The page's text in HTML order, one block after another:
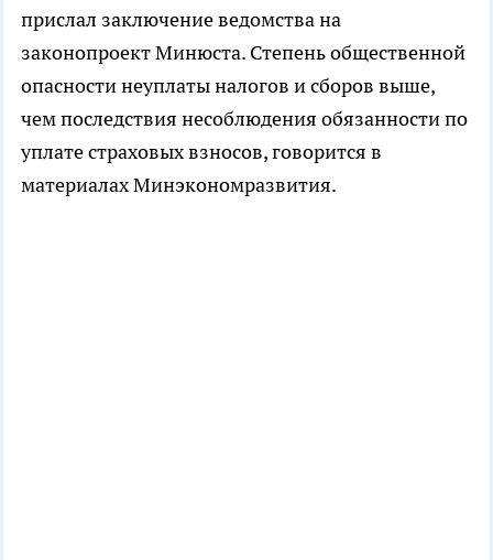
прислал заключение ведомства на
законопроект Минюста. Степень общественной
опасности неуплаты налогов и сборов выше,
чем последствия несоблюдения обязанности по
уплате страховых взносов, говорится в
материалах Минэкономразвития.